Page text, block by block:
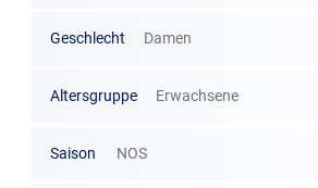
Geschlecht Damen
Altersgruppe Erwachsene
Saison NOS